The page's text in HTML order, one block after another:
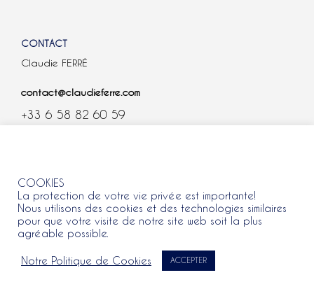
CONTACT
Claudie FERRÉ
contact@claudieferre.com
+33 6 58 82 60 59
COOKIES
La protection de votre vie privée est importante!
Nous utilisons des cookies et des technologies similaires
pour que votre visite de notre site web soit la plus
agréable possible.
Notre Politique de Cookies ACCEPTER